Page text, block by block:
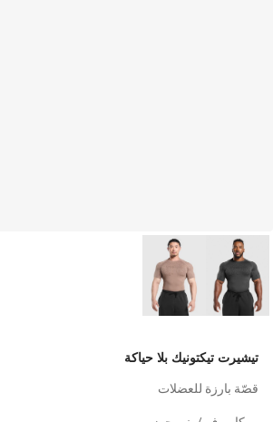
تيشيرت تيكتونيك بلا حياكة
قصّة بارزة للعضلات